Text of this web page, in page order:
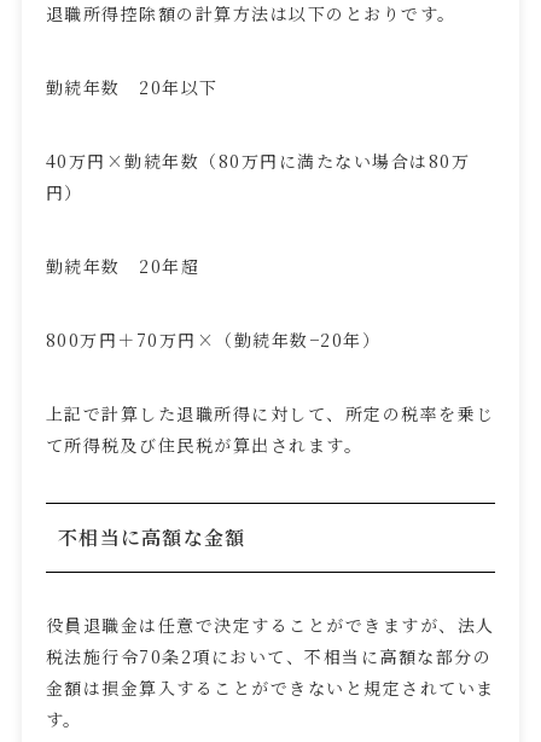
退職所得控除額の計算方法は以下のとおりです。
勤続年数 20年以下
40万円×勤続年数（80万円に満たない場合は80万
円）
勤続年数 20年超
800万円＋ 70万円×（勤続年数−20年）
上記で計算した退職所得に対して、所定の税率を乗じ
て所得税及び住民税が算出されます。
不相当に高額な金額
役員退職金は任意で決定することができますが、法人
税法施行令70条2項において、不相当に高額な部分の
金額は損金算入することができないと規定されていま
す。